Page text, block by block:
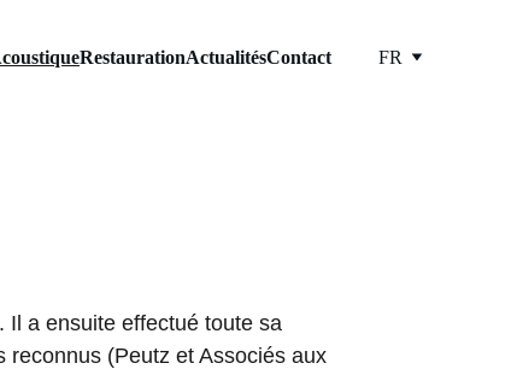
RestaurationActualitésContact FR
Il a ensuite effectué toute sa
(Peutz et Associés aux